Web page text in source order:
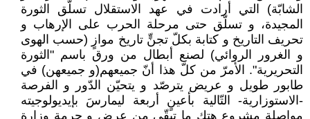
الشابّة) التي أرادت في عهد الاستقلال تسلّق الثورة
المجيدة، و تسلّق حتى مرحلة الحرب على الإرهاب و
تحريف التاريخ و كتابة بكلّ تجنٍّ تاريخ موازٍ (حسب الهوى
و الغرور الروائي) لصنع أبطال من ورق باسم "الثورة
التحريرية". الأمرّ من كلّ هذا أنّ جميعهم(و جميعهن) في
طابور طويل و عريض يترصّد و يتحيّن الدّور و الفرصة
-الاستوزارية- التّالية بأعينٍ أربعة ليمارسَ بإيديولوجيته
مواصلة مشروع هتك ما تبقّى من عِرض و حرمة وزارة